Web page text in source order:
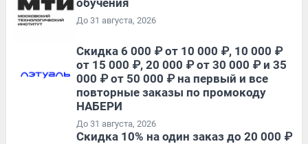
До 31 августа, 2026
Скидка 6 000 ₽ от 10 000 ₽, 10 000 ₽
от 15 000 ₽, 20 000 ₽ от 30 000 ₽ и 35
000 ₽ от 50 000 ₽ на первый и все
повторные заказы по промокоду
НАБЕРИ
До 31 августа, 2026
Скидка 10% на один заказ до 20 000 ₽